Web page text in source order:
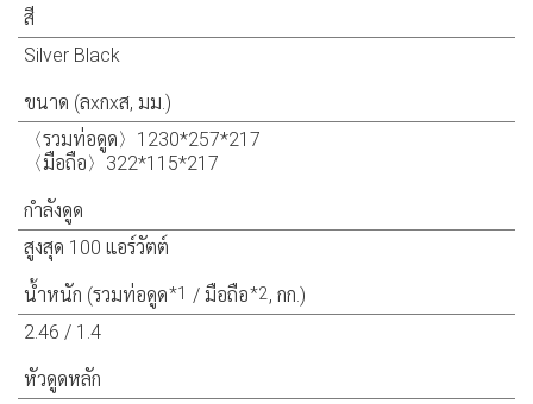
สี
Silver Black
ขนาด (ลxกxส, มม.)
〈รวมท่อดูด〉1230*257*217
〈มือถือ〉322*115*217
กำลังดูด
สูงสุด 100 แอร์วัตต์
น้ำหนัก (รวมท่อดูด*1 / มือถือ*2, กก.)
2.46 / 1.4
หัวดูดหลัก